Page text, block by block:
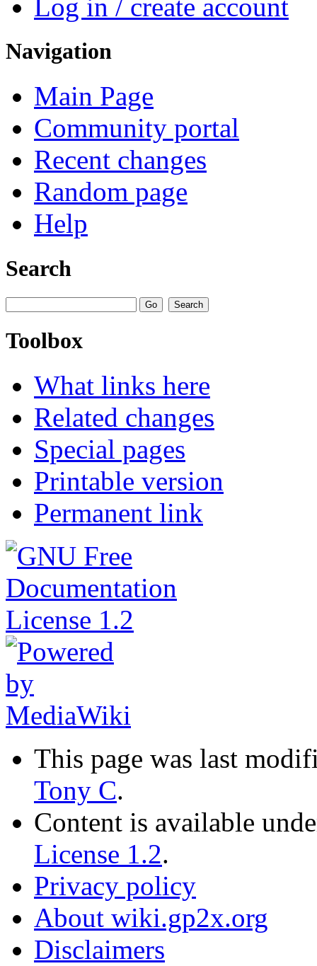
Log in / create account
Navigation
Main Page
Community portal
Recent changes
Random page
Help
Search
Toolbox
What links here
Related changes
Special pages
Printable version
Permanent link
This page was last
Tony C.
Content is available
License 1.2.
Privacy policy
About wiki.gp2x.org
Disclaimers